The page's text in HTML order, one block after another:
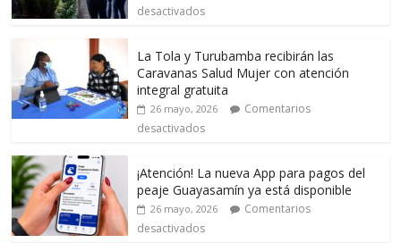
desactivados
La Tola y Turubamba recibirán las
Caravanas Salud Mujer con atención
integral gratuita
26 mayo, 2026
Comentarios
desactivados
¡Atención! La nueva App para pagos del
peaje Guayasamín ya está disponible
26 mayo, 2026
Comentarios
desactivados